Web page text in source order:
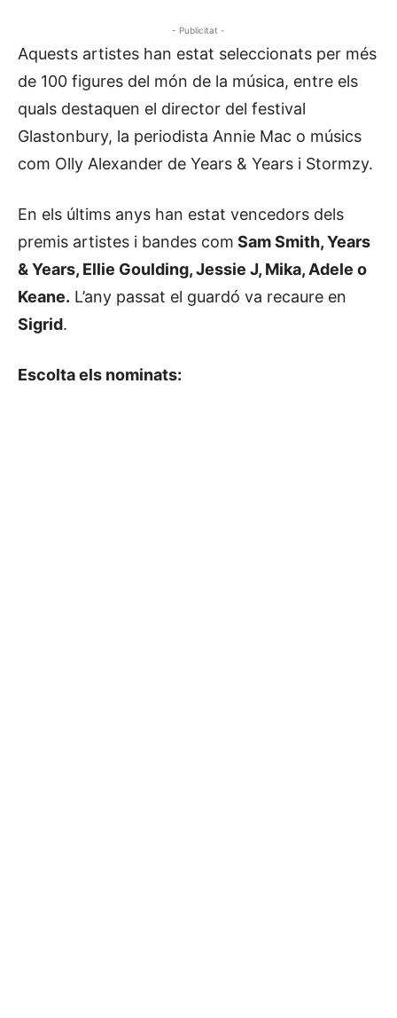
- Publicitat -
Aquests artistes han estat seleccionats per més
de 100 figures del món de la música, entre els
quals destaquen el director del festival
Glastonbury, la periodista Annie Mac o músics
com Olly Alexander de Years & Years i Stormzy.
En els últims anys han estat vencedors dels
premis artistes i bandes com Sam Smith, Years
& Years, Ellie Goulding, Jessie J, Mika, Adele o
Keane. L’any passat el guardó va recaure en
Sigrid.
Escolta els nominats: